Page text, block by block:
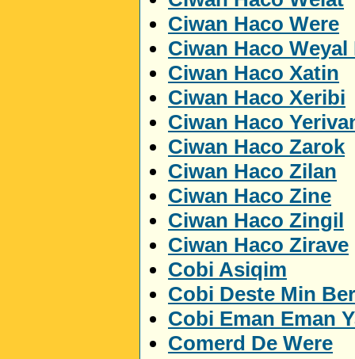
Ciwan Haco Were
Ciwan Haco Weyal
Ciwan Haco Xatin
Ciwan Haco Xeribi
Ciwan Haco
Ciwan Haco Zarok
Ciwan Haco Zilan
Ciwan Haco Zine
Ciwan Haco Zingil
Ciwan Haco Zirave
Cobi Asiqim
Cobi Deste Min
Cobi Eman Eman
Comerd De Were